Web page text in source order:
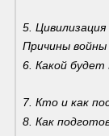
5. Цивилизация
Причины войны
6. Какой
7. Кто и как
8. Как